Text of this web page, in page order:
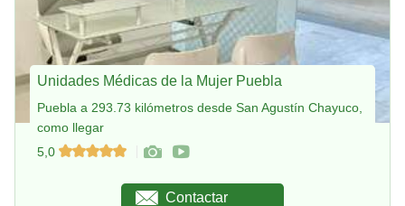
Unidades Médicas de la Mujer Puebla
Puebla a 293.73 kilómetros desde San Agustín Chayuco,
como llegar
5,0
Contactar